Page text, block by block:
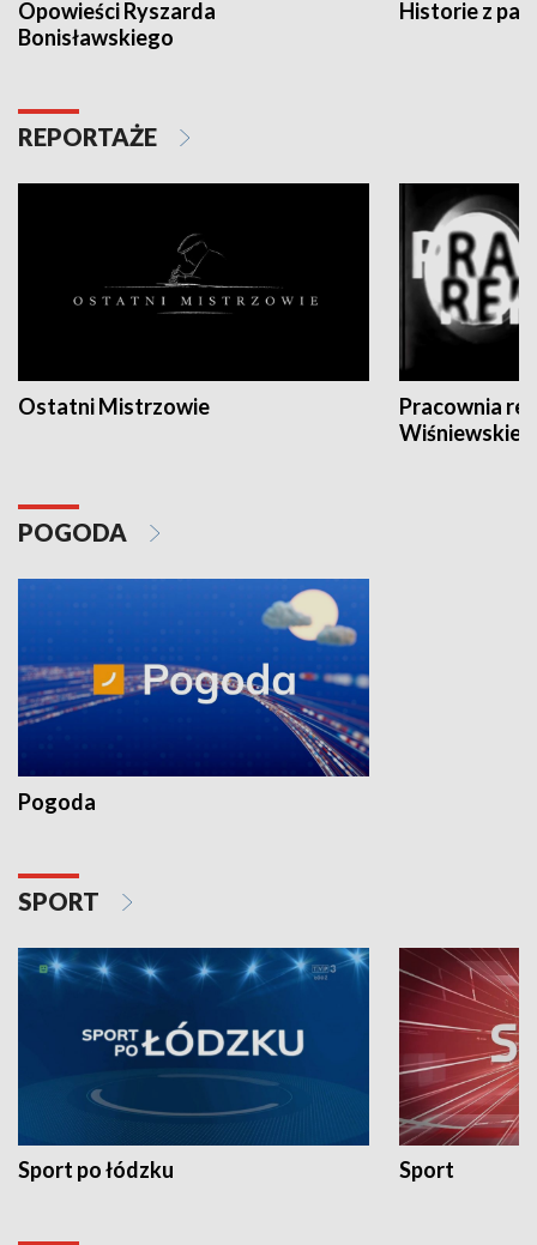
Opowieści Ryszarda
Bonisławskiego
Historie z
REPORTAŻE
Ostatni Mistrzowie
Pracownia
POGODA
Pogoda
SPORT
Sport po łódzku Sport